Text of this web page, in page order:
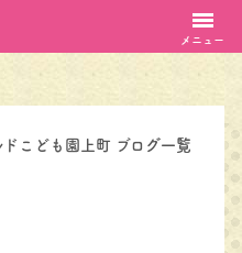
メニュー
ドこども園上町 ブログ一覧